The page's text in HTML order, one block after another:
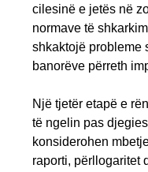
cilesinë e jetës në
normave të
shkaktojë probleme
banorëve përreth
Një tjetër etapë e
të ngelin pas
konsiderohen
raporti, përllogaritet